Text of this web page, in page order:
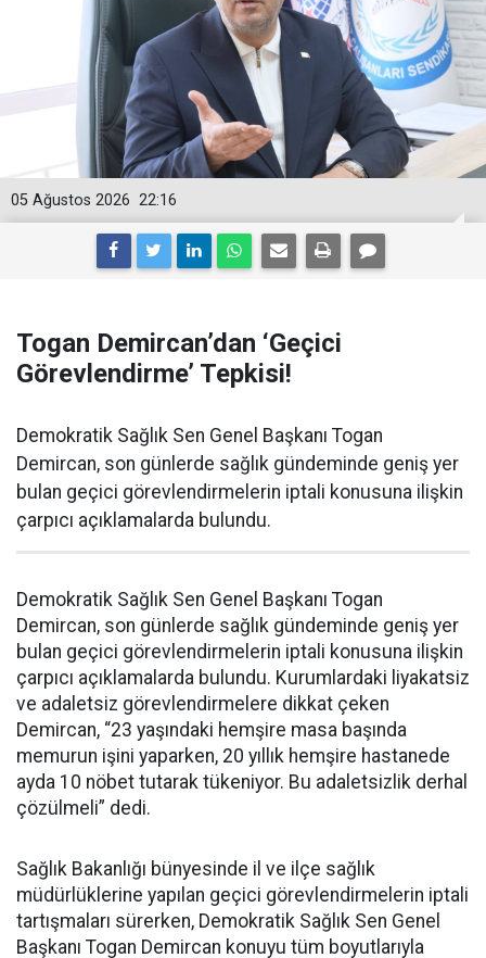
22:16
05 Ağustos 2026
Togan Demircan’dan ‘Geçici
Görevlendirme’ Tepkisi!
Demokratik Sağlık Sen Genel Başkanı Togan
Demircan, son günlerde sağlık gündeminde geniş yer
bulan geçici görevlendirmelerin iptali konusuna ilişkin
çarpıcı açıklamalarda bulundu.
Demokratik Sağlık Sen Genel Başkanı Togan
Demircan, son günlerde sağlık gündeminde geniş yer
bulan geçici görevlendirmelerin iptali konusuna ilişkin
çarpıcı açıklamalarda bulundu. Kurumlardaki liyakatsiz
ve adaletsiz görevlendirmelere dikkat çeken
Demircan, “23 yaşındaki hemşire masa başında
memurun işini yaparken, 20 yıllık hemşire hastanede
ayda 10 nöbet tutarak tükeniyor. Bu adaletsizlik derhal
çözülmeli” dedi.
Sağlık Bakanlığı bünyesinde il ve ilçe sağlık
müdürlüklerine yapılan geçici görevlendirmelerin iptali
tartışmaları sürerken, Demokratik Sağlık Sen Genel
Başkanı Togan Demircan konuyu tüm boyutlarıyla